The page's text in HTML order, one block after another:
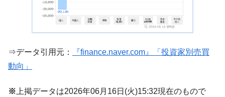
『Money1』
韓国政府「2035年までに18.4GW規模のAIデ
ータセンター整備」⇒ だから無理だってば。
『Money1』
JPモルガン「韓国レバレッジETFの清算は
ほぼ終わった」
『Money1』
『Money1』
韓国政府「ニセＫ-ブランドを通報しようキ
⇒データ引用元：
『finance.naver.com』「投資家別売買
動向」
※ 上掲データは2026年06月16日(火)15:32現在のもので